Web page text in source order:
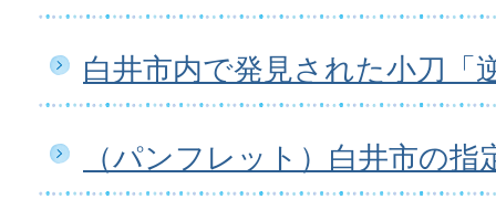
白井市内で発見された小刀「
（パンフレット）白井市の指